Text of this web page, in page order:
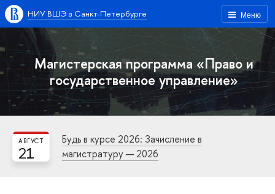
Меню
НИУ ВШЭ в Санкт-Петербурге
Магистерская программа «Право и
государственное управление»
21
АВГУСТ
Будь в курсе 2026: Зачисление в
магистратуру — 2026